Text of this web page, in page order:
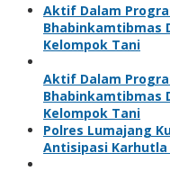
Aktif Dalam
Bhabinkamtibmas
Kelompok Tani
Aktif Dalam
Bhabinkamtibmas
Kelompok Tani
Polres Lumajang
Antisipasi Karhutla